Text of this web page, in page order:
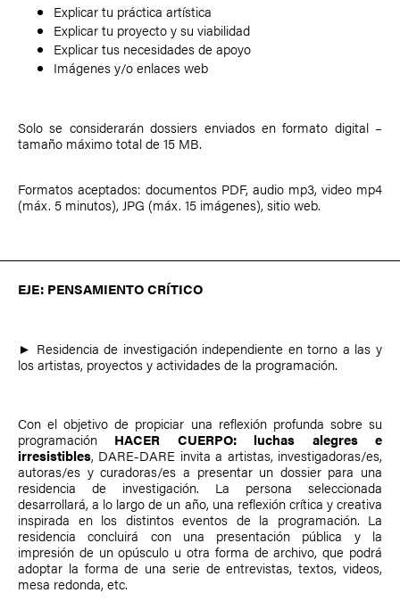
Explicar tu práctica artística
Explicar tu proyecto y su viabilidad
Explicar tus necesidades de apoyo
Imágenes y/o enlaces web
Solo se considerarán dossiers enviados en formato digital –
tamaño máximo total de 15 MB.
Formatos aceptados: documentos PDF, audio mp3, video mp4
(máx. 5 minutos), JPG (máx. 15 imágenes), sitio web.
EJE: PENSAMIENTO CRÍTICO
► Residencia de investigación independiente en torno a las y
los artistas, proyectos y actividades de la programación.
Con el objetivo de propiciar una reflexión profunda sobre su
programación HACER CUERPO: luchas alegres e
irresistibles, DARE-DARE invita a artistas, investigadoras/es,
autoras/es y curadoras/es a presentar un dossier para una
residencia de investigación. La persona seleccionada
desarrollará, a lo largo de un año, una reflexión crítica y creativa
inspirada en los distintos eventos de la programación. La
residencia concluirá con una presentación pública y la
impresión de un opúsculo u otra forma de archivo, que podrá
adoptar la forma de una serie de entrevistas, textos, videos,
mesa redonda, etc.